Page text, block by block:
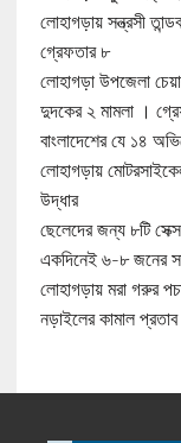
লোহাগড়ায় সন্ত্রসী
গ্রেফতার ৮
লোহাগড়া উপজেলা
দুদকের ২ মামলা ।
বাংলাদেশের যে ১৪
লোহাগড়ায়
উদ্ধার
ছেলেদের জন্য ৮টি
একদিনেই ৬-৮ জনের
লোহাগড়ায় মরা গরুর
নড়াইলের কামাল